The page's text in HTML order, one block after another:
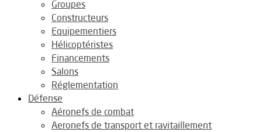
Groupes
Constructeurs
Equipementiers
Hélicoptéristes
Financements
Salons
Réglementation
Défense
Aéronefs de combat
Aeronefs de transport et ravitaillement